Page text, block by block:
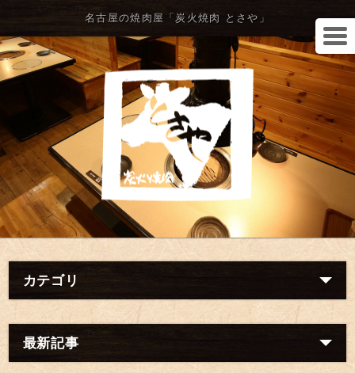
名古屋の焼肉屋「炭火焼肉 とさや」
カテゴリ
最新記事